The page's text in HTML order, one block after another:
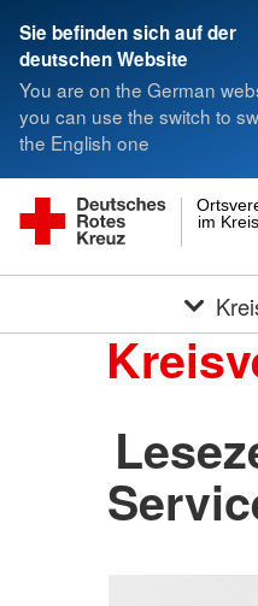
Sie befinden sich auf der
deutschen Website
You are on the German
you can use the switch to
the English one
im